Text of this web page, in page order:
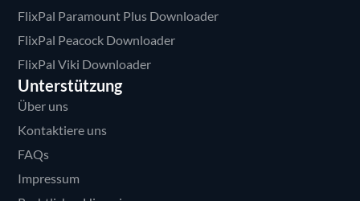
FlixPal Paramount Plus Downloader
FlixPal Peacock Downloader
FlixPal Viki Downloader
Unterstützung
Über uns
Kontaktiere uns
FAQs
Impressum